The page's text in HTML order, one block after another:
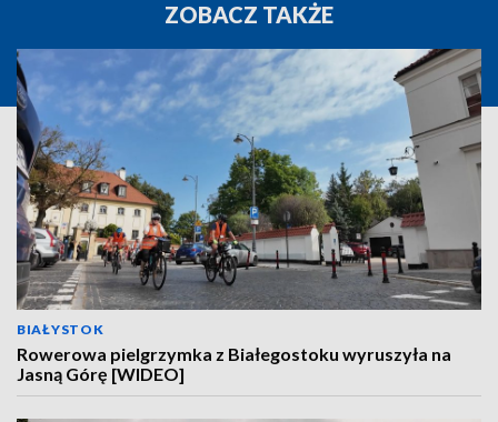
ZOBACZ TAKŻE
BIAŁYSTOK
Rowerowa pielgrzymka z Białegostoku wyruszyła na
Jasną Górę [WIDEO]